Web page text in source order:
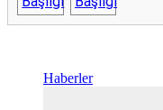
Haberler